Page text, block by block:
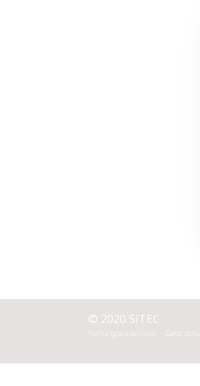
© 2020 SITEC
Haftungsausschluss